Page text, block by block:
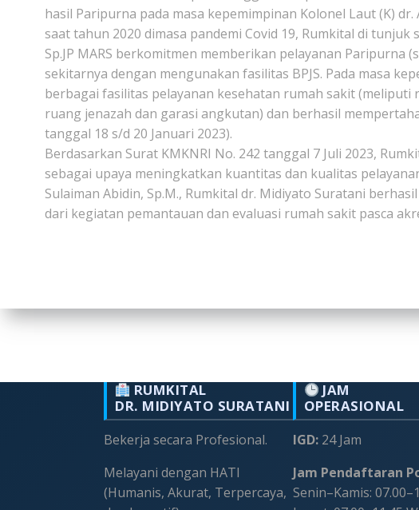
hasil Paripurna pada masa kepemimpinan Kolonel Laut (K) dr.
saat tahun 2020 dimasa pandemi Covid 19, Rumkital di
Sp.JP MARS berkomitmen memberikan pelayanan
sekitarnya dengan mengunakan fasilitas BPJS. Pada masa
berbagai fasilitas pelayanan kesehatan rumah sakit
ruang jenazah dan garasi angkutan) dan berhasil
tanggal 18 s/d 20 Januari 2023).
Berdasarkan Surat KMKNRI No. 242 tanggal 7 Juli 2023,
sebagai upaya meningkatkan kuantitas dan kualitas
Sulaiman Abidin, Sp.M., Rumkital dr. Midiyato Suratani
dari kegiatan pemantauan dan evaluasi rumah sakit pasca
RUMKITAL
DR. MIDIYATO SURATANI
Bekerja secara Profesional.
Melayani dengan HATI
(Humanis, Akurat, Terpercaya,
JAM
OPERASIONAL
IGD:24 Jam
Jam Pendaftaran
Senin–Kamis: